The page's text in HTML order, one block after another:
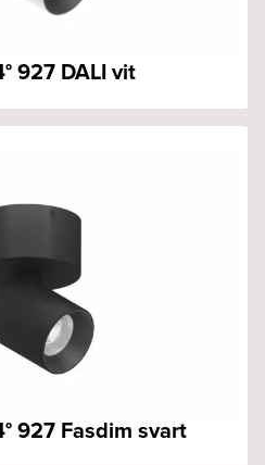
927 DALI vit
927 Fasdim svart